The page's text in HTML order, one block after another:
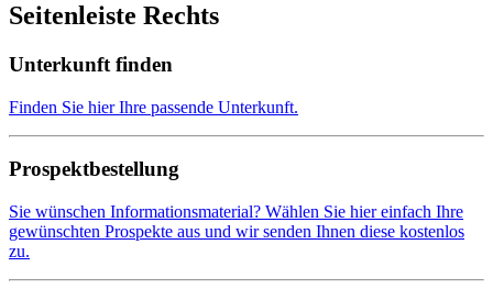
Seitenleiste Rechts
Unterkunft finden
Finden Sie hier Ihre passende Unterkunft.
Prospektbestellung
Sie wünschen Informationsmaterial? Wählen Sie hier einfach Ihre
gewünschten Prospekte aus und wir senden Ihnen diese kostenlos
zu.